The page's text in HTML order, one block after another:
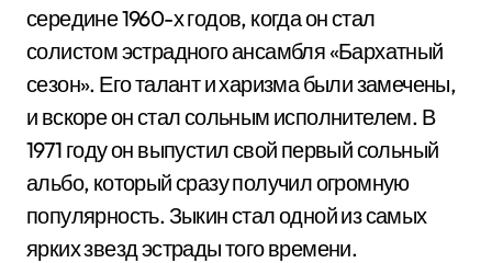
середине 1960-х годов, когда он стал
солистом эстрадного ансамбля «Бархатный
сезон». Его талант и харизма были замечены,
и вскоре он стал сольным исполнителем. В
1971 году он выпустил свой первый сольный
альбо, который сразу получил огромную
популярность. Зыкин стал одной из самых
ярких звезд эстрады того времени.